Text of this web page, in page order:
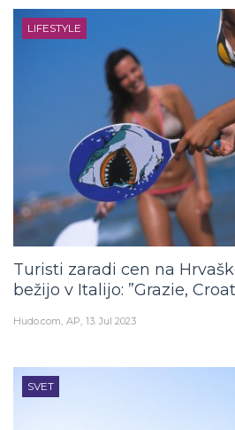
LIFESTYLE
Turisti zaradi cen na
bežijo v Italijo: ”Grazie,
Hudo.com AP 13. Jul 2023
SVET